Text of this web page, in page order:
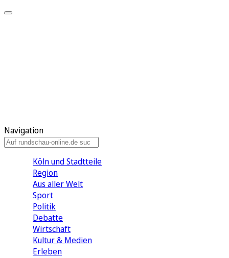
Navigation
Köln und Stadtteile
Region
Aus aller Welt
Sport
Politik
Debatte
Wirtschaft
Kultur & Medien
Erleben